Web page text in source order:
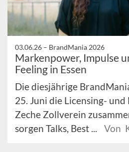
03.06.26 – BrandMania 2026
Markenpower, Impulse
Feeling in Essen
Die diesjährige
25. Juni die Licensing-
Zeche Zollverein
sorgen Talks, Best ...
Von